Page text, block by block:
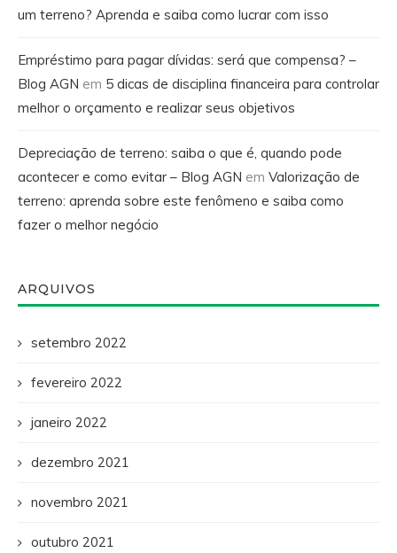
um terreno? Aprenda e saiba como lucrar com isso
Empréstimo para pagar dívidas: será que compensa? –
Blog AGN em 5 dicas de disciplina financeira para controlar
melhor o orçamento e realizar seus objetivos
Depreciação de terreno: saiba o que é, quando pode
acontecer e como evitar – Blog AGN em Valorização de
terreno: aprenda sobre este fenômeno e saiba como
fazer o melhor negócio
ARQUIVOS
setembro 2022
fevereiro 2022
janeiro 2022
dezembro 2021
novembro 2021
outubro 2021